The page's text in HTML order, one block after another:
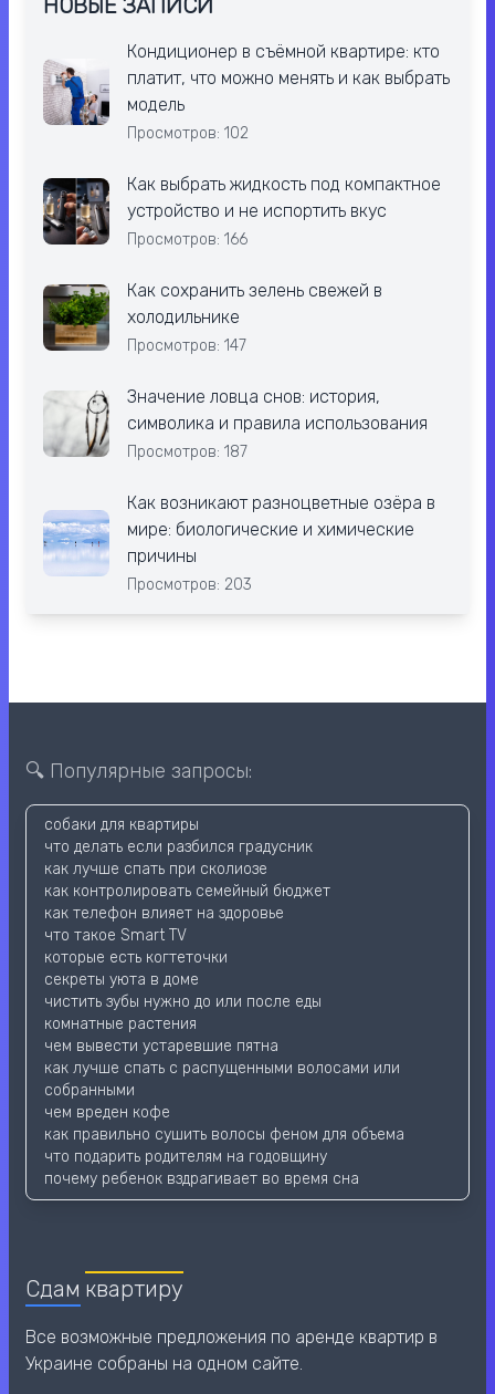
НОВЫЕ ЗАПИСИ
Кондиционер в съёмной квартире: кто
платит, что можно менять и как выбрать
модель
Просмотров: 102
Как выбрать жидкость под компактное
устройство и не испортить вкус
Просмотров: 166
Как сохранить зелень свежей в
холодильнике
Просмотров: 147
Значение ловца снов: история,
символика и правила использования
Просмотров: 187
Как возникают разноцветные озёра в
мире: биологические и химические
причины
Просмотров: 203
🔍 Популярные запросы:
собаки для квартиры
что делать если разбился градусник
как лучше спать при сколиозе
как контролировать семейный бюджет
как телефон влияет на здоровье
что такое Smart TV
которые есть когтеточки
секреты уюта в доме
чистить зубы нужно до или после еды
комнатные растения
чем вывести устаревшие пятна
как лучше спать с распущенными волосами или
собранными
чем вреден кофе
как правильно сушить волосы феном для объема
что подарить родителям на годовщину
почему ребенок вздрагивает во время сна
Сдам квартиру
Все возможные предложения по аренде квартир в
Украине собраны на одном сайте.